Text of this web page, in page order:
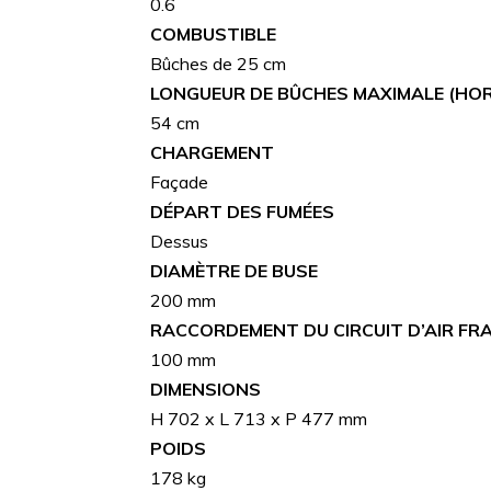
0.6
COMBUSTIBLE
Bûches de 25 cm
LONGUEUR DE BÛCHES MAXIMALE
54 cm
CHARGEMENT
Façade
DÉPART DES FUMÉES
Dessus
DIAMÈTRE DE BUSE
200 mm
RACCORDEMENT DU CIRCUIT D’AIR
100 mm
DIMENSIONS
H 702 x L 713 x P 477 mm
POIDS
178 kg